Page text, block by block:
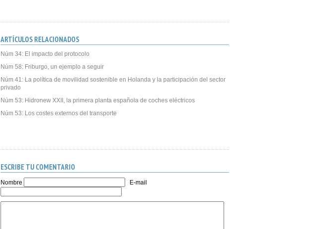
ARTÍCULOS RELACIONADOS
Núm 34: El impacto del protocolo
Núm 58: Friburgo, un ejemplo a seguir
Núm 41: La política de movilidad sostenible en Holanda y la participación del sector
privado
Núm 53: Hidronew XXII, la primera planta española de coches eléctricos
Núm 53: Los costes externos del transporte
ESCRIBE TU COMENTARIO
Nombre E-mail